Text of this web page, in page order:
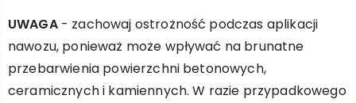
UWAGA- zachowaj ostrożność podczas aplikacji
nawozu, ponieważ może wpływać na brunatne
przebarwienia powierzchni betonowych,
ceramicznych i kamiennych. W razie przypadkowego